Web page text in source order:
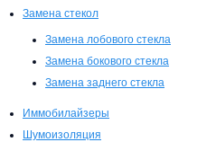
Замена стекол
Замена лобового стекла
Замена бокового стекла
Замена заднего стекла
Иммобилайзеры
Шумоизоляция